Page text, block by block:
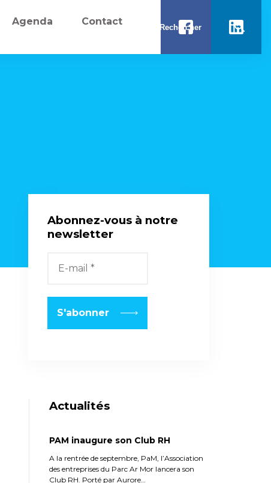
Agenda Contact
Abonnez-vous à notre
newsletter
Actualités
PAM inaugure son Club RH
A la rentrée de septembre, PaM, l’Association
des entreprises du Parc Ar Mor lancera son
Club RH. Porté par Aurore…